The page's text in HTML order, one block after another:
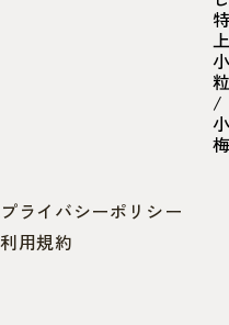
/
プライバシーポリシー
利用規約